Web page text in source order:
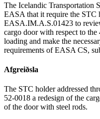
The Icelandic Transportation
EASA that it require the
EASA.IM.A.S.01423 to
cargo door with respect to
loading and make the
requirements of EASA CS,
Afgreiðsla
The STC holder addressed
52-0018 a redesign of the
of the door with steel rods.